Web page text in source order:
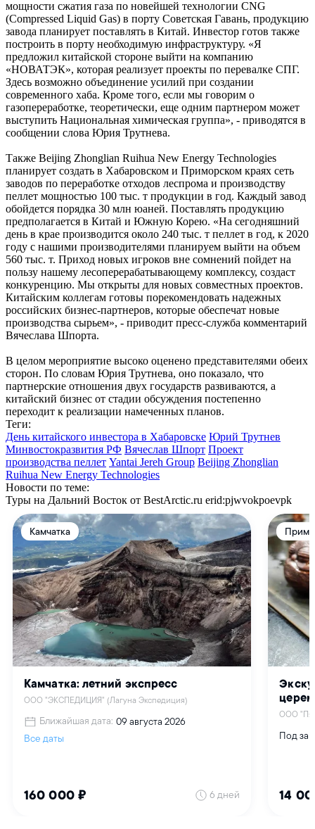
мощности сжатия газа по новейшей технологии CNG
(Compressed Liquid Gas) в порту Советская Гавань, продукцию
завода планирует поставлять в Китай. Инвестор готов также
построить в порту необходимую инфраструктуру. «Я
предложил китайской стороне выйти на компанию
«НОВАТЭК», которая реализует проекты по перевалке СПГ.
Здесь возможно объединение усилий при создании
современного хаба. Кроме того, если мы говорим о
газопереработке, теоретически, еще одним партнером может
выступить Национальная химическая группа», - приводятся в
сообщении слова Юрия Трутнева.
Также Beijing Zhonglian Ruihua New Energy Technologies
планирует создать в Хабаровском и Приморском краях сеть
заводов по переработке отходов леспрома и производству
пеллет мощностью 100 тыс. т продукции в год. Каждый завод
обойдется порядка 30 млн юаней. Поставлять продукцию
предполагается в Китай и Южную Корею. «На сегодняшний
день в крае производится около 240 тыс. т пеллет в год, к 2020
году с нашими производителями планируем выйти на объем
560 тыс. т. Приход новых игроков вне сомнений пойдет на
пользу нашему лесоперерабатывающему комплексу, создаст
конкуренцию. Мы открыты для новых совместных проектов.
Китайским коллегам готовы порекомендовать надежных
российских бизнес-партнеров, которые обеспечат новые
производства сырьем», - приводит пресс-служба комментарий
Вячеслава Шпорта.
В целом мероприятие высоко оценено представителями обеих
сторон. По словам Юрия Трутнева, оно показало, что
партнерские отношения двух государств развиваются, а
китайский бизнес от стадии обсуждения постепенно
переходит к реализации намеченных планов.
Теги:
День китайского инвестора в Хабаровске Юрий Трутнев
Минвостокразвития РФ Вячеслав Шпорт Проект
производства пеллет Yantai Jereh Group Beijing Zhonglian
Ruihua New Energy Technologies
Новости по теме:
Туры на Дальний Восток от BestArctic.ru erid:pjwvokpoevpk